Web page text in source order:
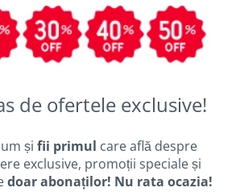
de ofertele exclusive!
și fii primul care află despre
exclusive, promoții speciale și
doar abonaților! Nu rata ocazia!